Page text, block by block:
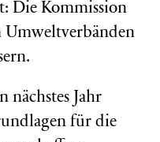
Die Kommission
Umweltverbänden
nächstes Jahr
für die